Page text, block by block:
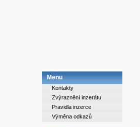
Menu
Kontakty
Zvýraznění inzerátu
Pravidla inzerce
Výměna odkazů